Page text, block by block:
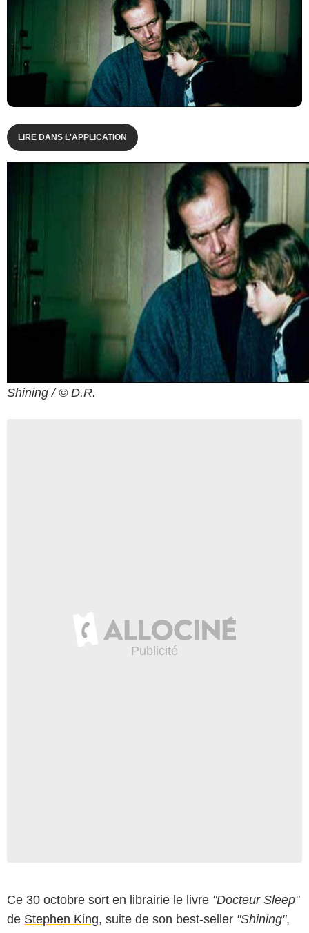
LIRE DANS L'APPLICATION
Shining / © D.R.
Ce 30 octobre sort en librairie le livre "Docteur Sleep"
de Stephen King, suite de son best-seller "Shining",